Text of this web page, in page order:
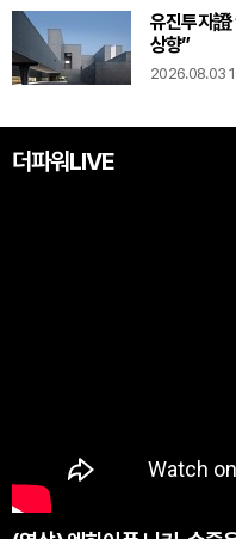
유진투자證
상향”
2026.08.03
더파워LIVE